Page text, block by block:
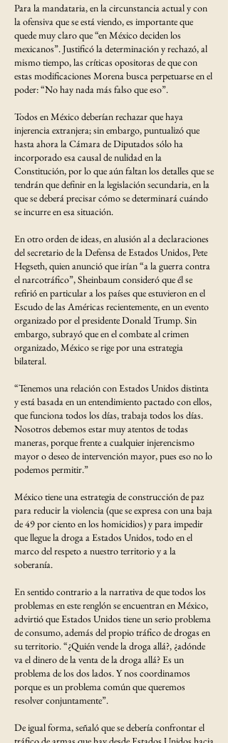
Para la mandataria, en la circunstancia actual y con
la ofensiva que se está viendo, es importante que
quede muy claro que “en México deciden los
mexicanos”. Justificó la determinación y rechazó, al
mismo tiempo, las críticas opositoras de que con
estas modificaciones Morena busca perpetuarse en el
poder: “No hay nada más falso que eso”.
Todos en México deberían rechazar que haya
injerencia extranjera; sin embargo, puntualizó que
hasta ahora la Cámara de Diputados sólo ha
incorporado esa causal de nulidad en la
Constitución, por lo que aún faltan los detalles que se
tendrán que definir en la legislación secundaria, en la
que se deberá precisar cómo se determinará cuándo
se incurre en esa situación.
En otro orden de ideas, en alusión al a declaraciones
del secretario de la Defensa de Estados Unidos, Pete
Hegseth, quien anunció que irían “a la guerra contra
el narcotráfico”, Sheinbaum consideró que él se
refirió en particular a los países que estuvieron en el
Escudo de las Américas recientemente, en un evento
organizado por el presidente Donald Trump. Sin
embargo, subrayó que en el combate al crimen
organizado, México se rige por una estrategia
bilateral.
“Tenemos una relación con Estados Unidos distinta
y está basada en un entendimiento pactado con ellos,
que funciona todos los días, trabaja todos los días.
Nosotros debemos estar muy atentos de todas
maneras, porque frente a cualquier injerencismo
mayor o deseo de intervención mayor, pues eso no lo
podemos permitir.”
México tiene una estrategia de construcción de paz
para reducir la violencia (que se expresa con una baja
de 49 por ciento en los homicidios) y para impedir
que llegue la droga a Estados Unidos, todo en el
marco del respeto a nuestro territorio y a la
soberanía.
En sentido contrario a la narrativa de que todos los
problemas en este renglón se encuentran en México,
advirtió que Estados Unidos tiene un serio problema
de consumo, además del propio tráfico de drogas en
su territorio. “¿Quién vende la droga allá?, ¿adónde
va el dinero de la venta de la droga allá? Es un
problema de los dos lados. Y nos coordinamos
porque es un problema común que queremos
resolver conjuntamente”.
De igual forma, señaló que se debería confrontar el